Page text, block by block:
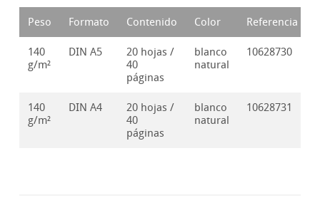
Peso Formato Contenido Color Referencia
140
g/m²
DIN A5
20 hojas /
40
páginas
blanco
natural
10628730
140
g/m²
DIN A4
20 hojas /
40
páginas
blanco
natural
10628731